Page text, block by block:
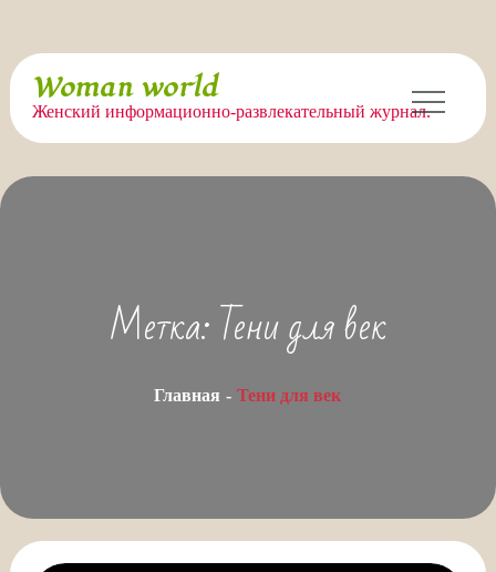
Перейти
содержимому
Woman world
Женский информационно-развлекательный журнал.
Метка:Тени для век
Главная Тени для век